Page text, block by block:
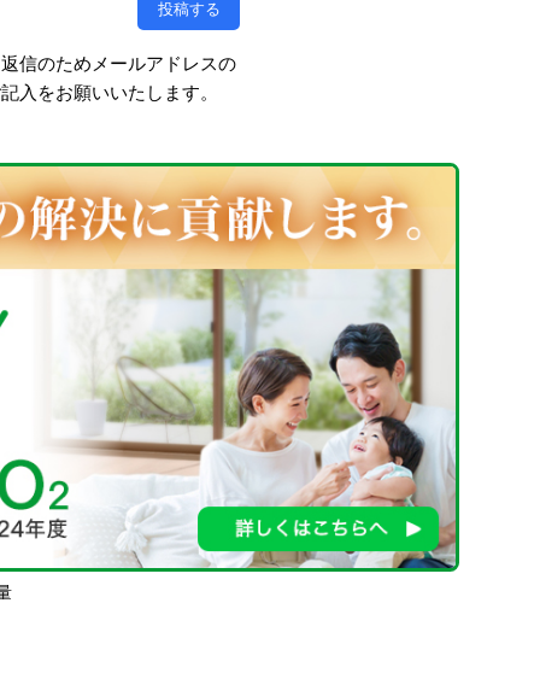
信のためメールアドレスの
入をお願いいたします。